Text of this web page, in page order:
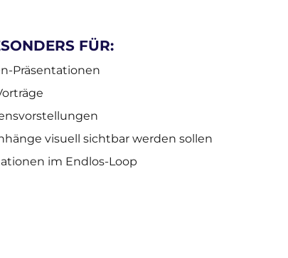
FÜR:
Präsentationen
visuell sichtbar werden sollen
im Endlos-Loop